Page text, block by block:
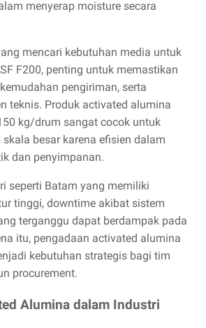
menyerap moisture secara
mencari kebutuhan media untuk
F200, penting untuk memastikan
pengiriman, serta
teknis. Produk activated alumina
kg/drum sangat cocok untuk
besar karena efisien dalam
dan penyimpanan.
seperti Batam yang memiliki
tinggi, downtime akibat sistem
terganggu dapat berdampak pada
itu, pengadaan activated alumina
kebutuhan strategis bagi tim
procurement.
Alumina dalam Industri